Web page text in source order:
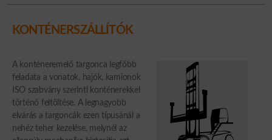
KONTÉNERSZÁLLÍTÓK
A konténeremelő targonca legfőbb
feladata a vonatok, hajók, kamionok
ISO szabvány szerinti konténerekkel
történő feltöltése. A legnagyobb
elvárás a targoncák ezen típusánál a
nehéz teher kezelése, melynél az